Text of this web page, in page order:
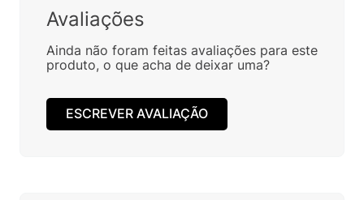
Avaliações
Ainda não foram feitas avaliações para este
produto, o que acha de deixar uma?
ESCREVER AVALIAÇÃO